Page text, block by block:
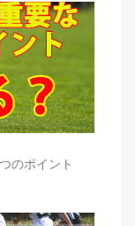
のポイント